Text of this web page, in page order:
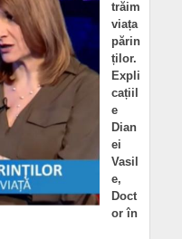
trăim
viața
părin
ților.
Expli
cațiil
e
Dian
ei
Vasil
e,
Doct
or în